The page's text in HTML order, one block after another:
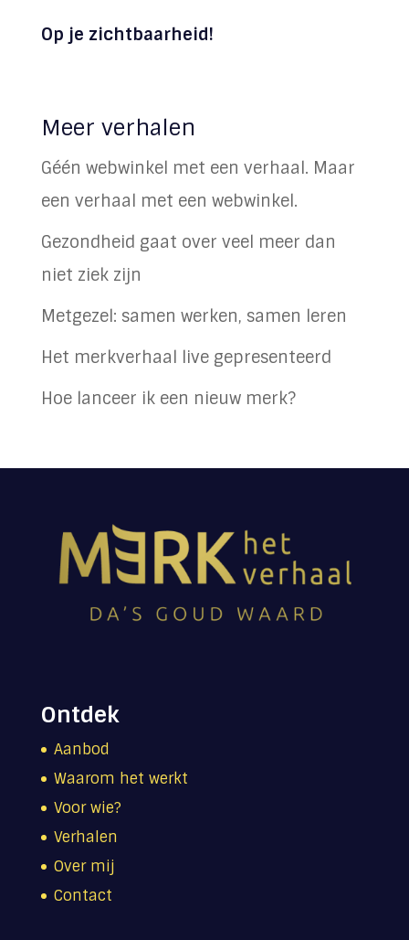
Op je zichtbaarheid!
Meer verhalen
Géén webwinkel met een verhaal. Maar
een verhaal met een webwinkel.
Gezondheid gaat over veel meer dan
niet ziek zijn
Metgezel: samen werken, samen leren
Het merkverhaal live gepresenteerd
Hoe lanceer ik een nieuw merk?
Ontdek
Aanbod
Waarom het werkt
Voor wie?
Verhalen
Over mij
Contact